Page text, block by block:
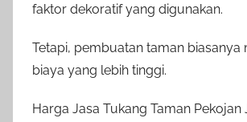
faktor dekoratif yang digunakan.
Tetapi, pembuatan taman biasanya
biaya yang lebih tinggi.
Harga Jasa Tukang Taman Pekojan